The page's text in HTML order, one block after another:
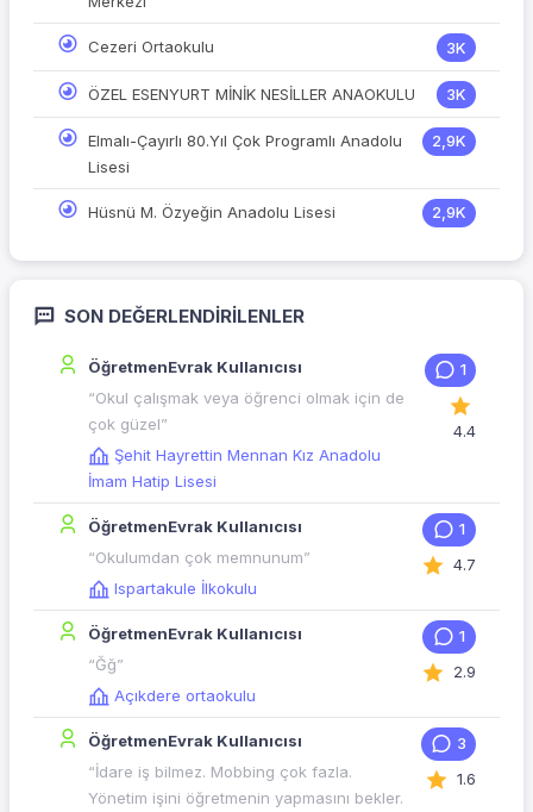
Cezeri Ortaokulu 3K
ÖZEL ESENYURT MİNİK NESİLLER ANAOKULU 3K
Elmalı-Çayırlı 80.Yıl Çok Programlı Anadolu
Lisesi
2,9K
Hüsnü M. Özyeğin Anadolu Lisesi 2,9K
SON DEĞERLENDIRILENLER
ÖğretmenEvrak Kullanıcısı
“Okul çalışmak veya öğrenci olmak için de
çok güzel”
Şehit Hayrettin Mennan Kız Anadolu
İmam Hatip Lisesi
1
4.4
ÖğretmenEvrak Kullanıcısı
“Okulumdan çok memnunum”
Ispartakule İlkokulu
1
4.7
ÖğretmenEvrak Kullanıcısı
“Ğğ”
Açıkdere ortaokulu
1
2.9
ÖğretmenEvrak Kullanıcısı
“İdare iş bilmez. Mobbing çok fazla.
Yönetim işini öğretmenin yapmasını bekler.
3
1.6